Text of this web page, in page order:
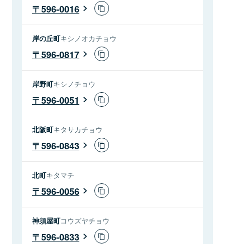
596-0016
岸の丘町キシノオカチョウ
596-0817
岸野町キシノチョウ
596-0051
北阪町キタサカチョウ
596-0843
北町キタマチ
596-0056
神須屋町コウズヤチョウ
596-0833